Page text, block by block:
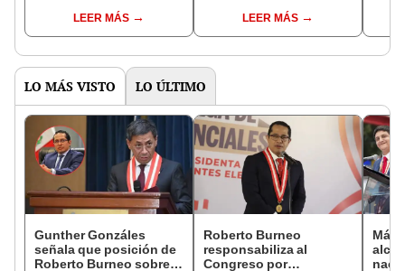
LEER MÁS LEER MÁS
LO MÁS VISTO LO ÚLTIMO
Gunther Gonzáles
señala que posición de
Roberto Burneo sobre
Roberto Burneo
responsabiliza al
Congreso por
Más